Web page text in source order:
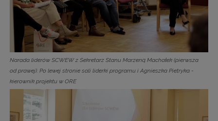
Narada liderów SCWEW z Sekretarz Stanu Marzeną Machałek (pierwsza
od prawej). Po lewej stronie sali liderki programu i Agnieszka Pietryka -
kierownik projektu w ORE